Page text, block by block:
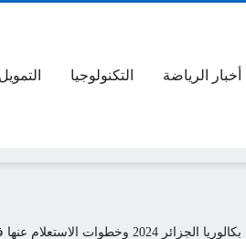
أخبار الرياضة التكنولوجيا
الاستعلام عنها فور ظهورها